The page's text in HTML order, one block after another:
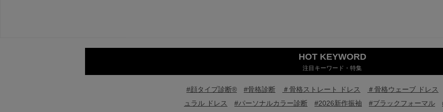
HOT KEYWORD
注目キーワード・特集
#顔タイプ診断® #骨格診断 ＃骨格ストレート ドレス ＃骨格ウェーブ ドレス
ュラル ドレス
#パーソナルカラー診断 #2026新作振袖 #ブラックフォーマル